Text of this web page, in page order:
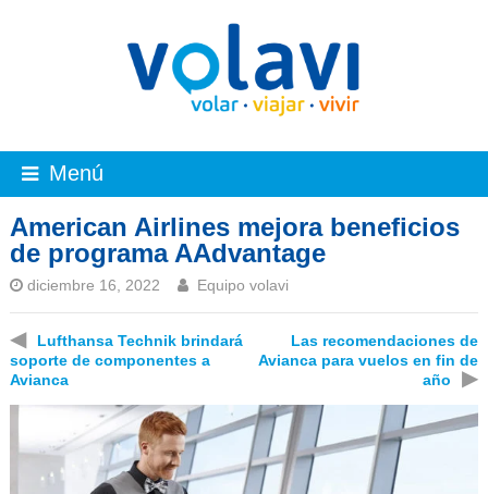
Menú
American Airlines mejora beneficios
de programa AAdvantage
diciembre 16, 2022 Equipo volavi
◀
Lufthansa Technik brindará
soporte de componentes a
Avianca
Las recomendaciones de
Avianca para vuelos en fin de
año
▶